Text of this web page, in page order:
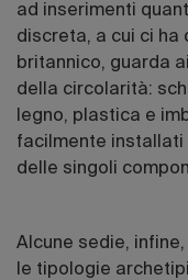
ad inserimenti
discreta, a cui ci ha
britannico, guarda
della circolarità:
legno, plastica e
facilmente
delle singoli
Alcune sedie,
le tipologie